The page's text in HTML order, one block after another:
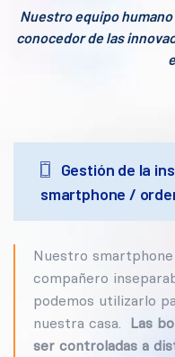
Nuestro equipo
conocedor de las
Gestión de la
smartphone /
Nuestro
compañero
podemos utilizarlo
nuestra casa. Las
ser controladas a